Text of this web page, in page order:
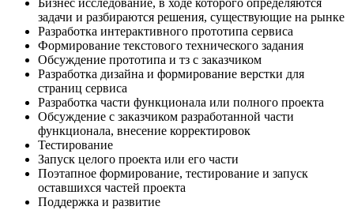
Бизнес исследование, в ходе которого определяются
задачи и разбираются решения, существующие на рынке
Разработка интерактивного прототипа сервиса
Формирование текстового технического задания
Обсуждение прототипа и тз с заказчиком
Разработка дизайна и формирование верстки для
страниц сервиса
Разработка части функционала или полного проекта
Обсуждение с заказчиком разработанной части
функционала, внесение корректировок
Тестирование
Запуск целого проекта или его части
Поэтапное формирование, тестирование и запуск
оставшихся частей проекта
Поддержка и развитие